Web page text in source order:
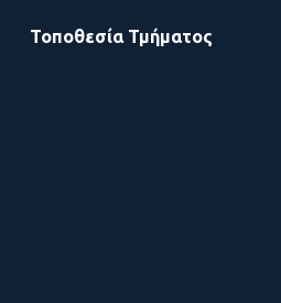
Τοποθεσία Τμήματος